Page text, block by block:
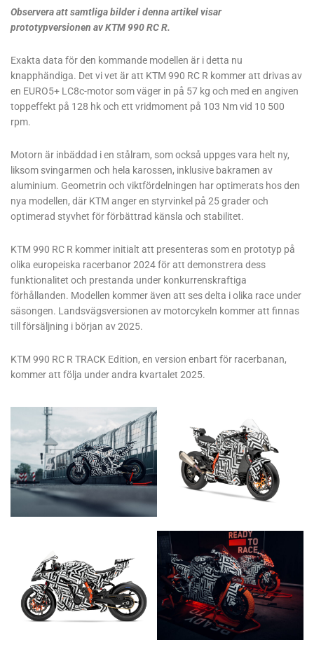
Observera att samtliga bilder i denna artikel visar
prototypversionen av KTM 990 RC R.
Exakta data för den kommande modellen är i detta nu
knapphändiga. Det vi vet är att KTM 990 RC R kommer att drivas av
en EURO5+ LC8c-motor som väger in på 57 kg och med en angiven
toppeffekt på 128 hk och ett vridmoment på 103 Nm vid 10 500
rpm.
Motorn är inbäddad i en stålram, som också uppges vara helt ny,
liksom svingarmen och hela karossen, inklusive bakramen av
aluminium. Geometrin och viktfördelningen har optimerats hos den
nya modellen, där KTM anger en styrvinkel på 25 grader och
optimerad styvhet för förbättrad känsla och stabilitet.
KTM 990 RC R kommer initialt att presenteras som en prototyp på
olika europeiska racerbanor 2024 för att demonstrera dess
funktionalitet och prestanda under konkurrenskraftiga
förhållanden. Modellen kommer även att ses delta i olika race under
säsongen. Landsvägsversionen av motorcykeln kommer att finnas
till försäljning i början av 2025.
KTM 990 RC R TRACK Edition, en version enbart för racerbanan,
kommer att följa under andra kvartalet 2025.